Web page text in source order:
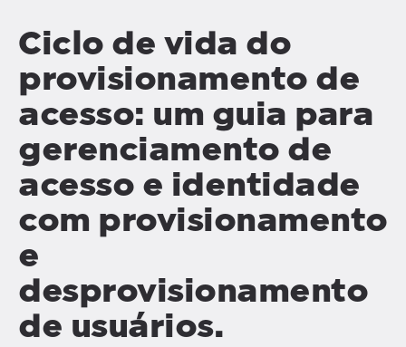
Ciclo de vida do
provisionamento de
acesso: um guia para
gerenciamento de
acesso e identidade
com provisionamento
e
desprovisionamento
de usuários.